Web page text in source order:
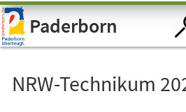
Visuelle
Assistenzsoftware
öffnen.Paderborn
NRW-Technikum